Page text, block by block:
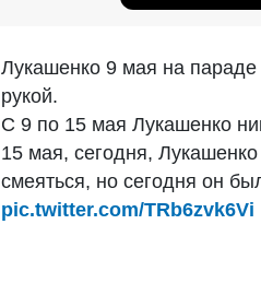
Лукашенко 9 мая на
рукой.
С 9 по 15 мая Лукашенко
15 мая, сегодня,
смеяться, но сегодня он
pic.twitter.com/TRb6zvk6Vi